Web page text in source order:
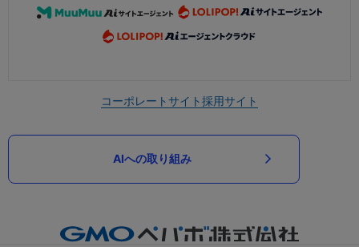
コーポレートサイト採用サイト
AIへの取り組み